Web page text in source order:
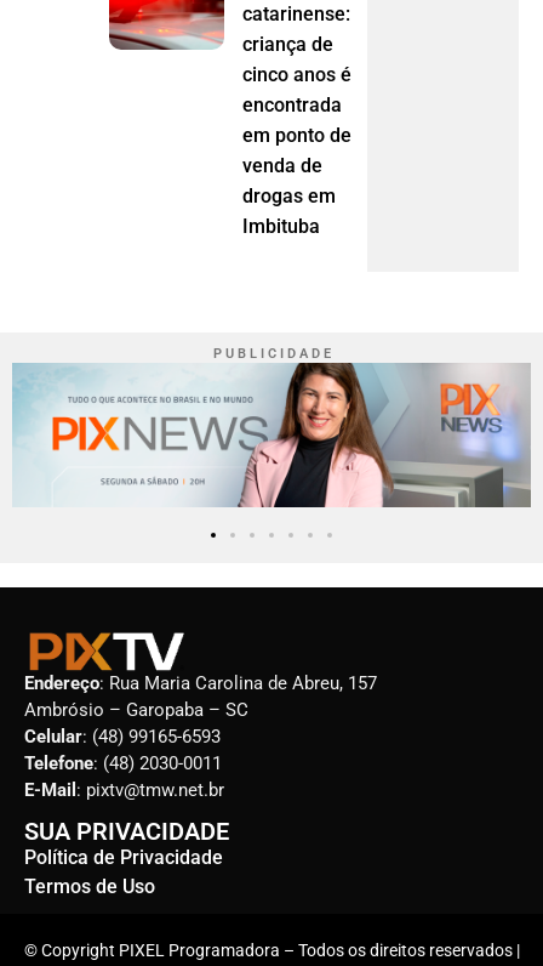
catarinense:
criança de
cinco anos é
encontrada
em ponto de
venda de
drogas em
Imbituba
P U B L I C I D A D E
Endereço: Rua Maria Carolina de Abreu, 157
Ambrósio – Garopaba – SC
Celular: (48) 99165-6593
Telefone: (48) 2030-0011
E-Mail : pixtv@tmw.net.br
SUA PRIVACIDADE
Política de Privacidade
Termos de Uso
© Copyright PIXEL Programadora – Todos os direitos reservados |